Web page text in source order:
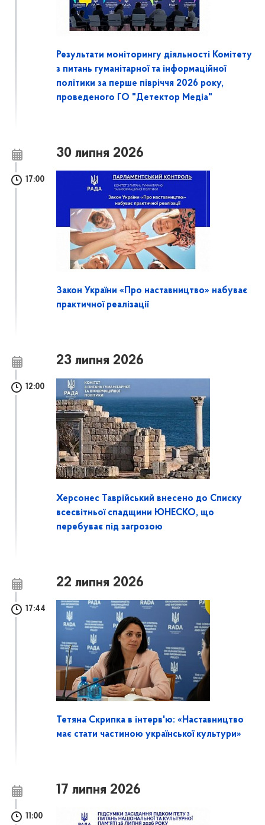
Результати моніторингу діяльності Комітету
з питань гуманітарної та інформаційної
політики за перше півріччя 2026 року,
проведеного ГО "Детектор Медіа"
30 липня 2026
17:00
Закон України «Про наставництво» набуває
практичної реалізації
23 липня 2026
12:00
Херсонес Таврійський внесено до Списку
всесвітньої спадщини ЮНЕСКО, що
перебуває під загрозою
22 липня 2026
17:44
Тетяна Скрипка в інтерв'ю: «Наставництво
має стати частиною української культури»
17 липня 2026
11:00